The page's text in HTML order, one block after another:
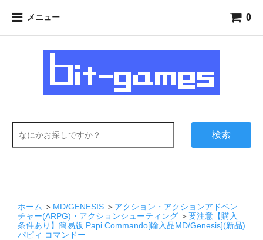
メニュー 0
検索
ホーム ＞ MD/GENESIS ＞ アクション・アクションアドベン
チャー(ARPG)・アクションシューティング ＞要注意【購入
条件あり】簡易版 Papi Commando[輸入品MD/Genesis](新品)
パピィ コマンドー